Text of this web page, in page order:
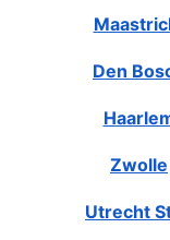
Den
Zwolle
Utrecht